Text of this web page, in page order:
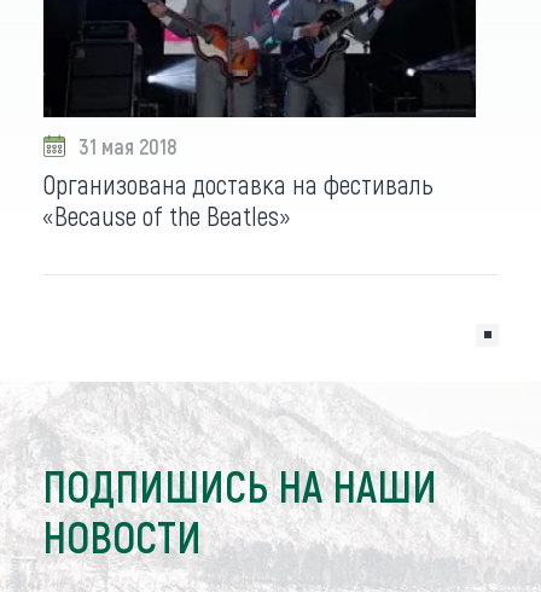
31 мая 2018
Организована доставка на фестиваль
«Because of the Beatles»
ПОДПИШИСЬ НА НАШИ
НОВОСТИ